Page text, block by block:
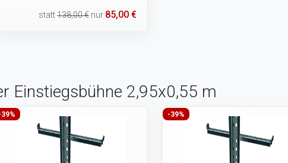
statt138,00 € nur 85,00 €
Einstiegsbühne 2,95x0,55 m
-39%